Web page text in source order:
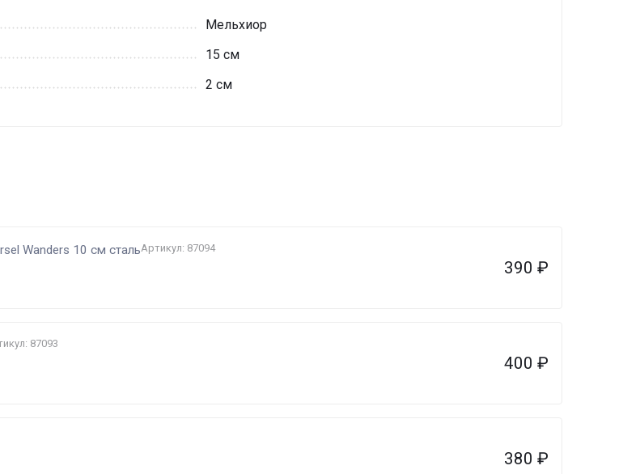
Мельхиор
15 см
2 см
Wanders 10 см стальАртикул: 87094
390 ₽
87093
400 ₽
380 ₽